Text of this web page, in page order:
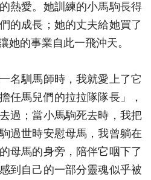
熱愛。她訓練的小馬駒長得
的成長；她的丈夫給她買了
她的事業自此一飛沖天。
名馴馬師時，我就愛上了它
任馬兒們的拉拉隊隊長」，
過；當小馬駒死去時，我把
過世時安慰母馬，我曾躺在
母馬的身旁，陪伴它咽下了
到自己的一部分靈魂似乎被